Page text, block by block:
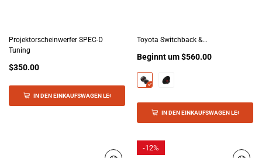
Projektorscheinwerfer SPEC-D
Tuning
$350.00
IN DEN EINKAUFSWAGEN LEGEN
Toyota Switchback &...
Beginnt um$560.00
IN DEN EINKAUFSWAGEN LEGEN
-12%